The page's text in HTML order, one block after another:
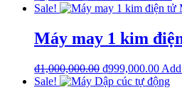
price
₫1,000.00.
price
₫999.00.
Sale!
Máy may 1 kim
₫1,000,000.00 Original
price
₫999,000.00
price
Sale!